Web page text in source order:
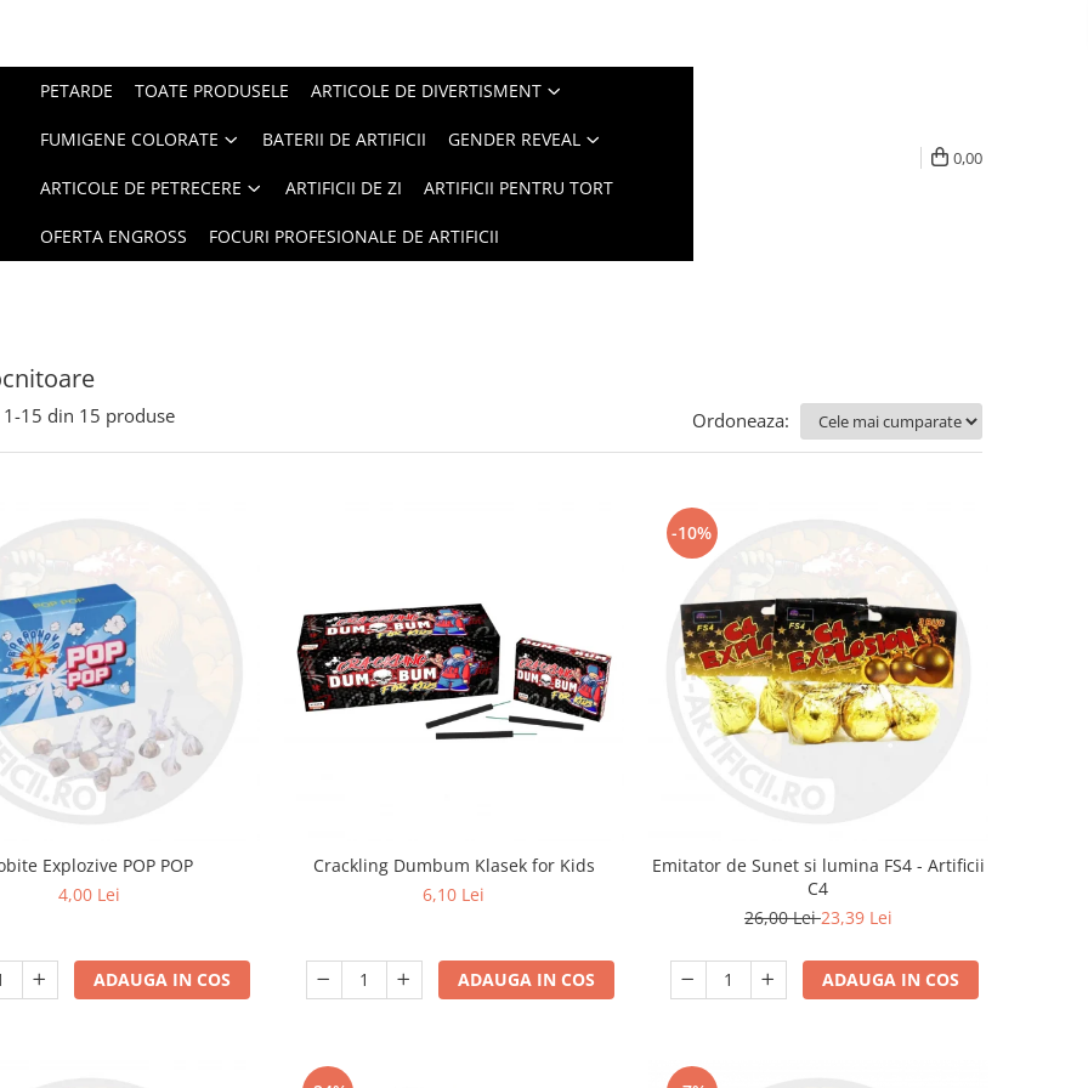
PETARDE TOATE PRODUSELE ARTICOLE DE DIVERTISMENT
FUMIGENE COLORATE BATERII DE ARTIFICII GENDER REVEAL
ARTICOLE DE PETRECERE ARTIFICII DE ZI ARTIFICII PENTRU TORT
OFERTA ENGROSS FOCURI PROFESIONALE DE ARTIFICII
0,00
1-15 din 15 produse Ordoneaza:
Explozive POP POP
4,00 Lei
ADAUGA IN COS
Crackling Dumbum Klasek for Kids
6,10 Lei
ADAUGA IN COS
-10%
Emitator de Sunet si lumina FS4 - Artificii
C4
26,00 Lei23,39 Lei
ADAUGA IN COS